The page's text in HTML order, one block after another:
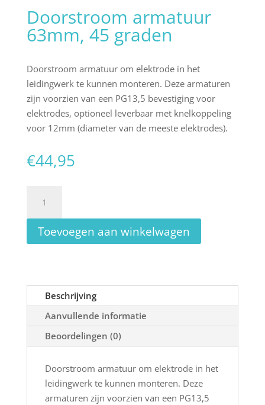
Doorstroom armatuur
63mm, 45 graden
Doorstroom armatuur om elektrode in het
leidingwerk te kunnen monteren. Deze armaturen
zijn voorzien van een PG13,5 bevestiging voor
elektrodes, optioneel leverbaar met knelkoppeling
voor 12mm (diameter van de meeste elektrodes).
€44,95
armatuur
63mm,
Toevoegen aan winkelwagen
Beschrijving
Aanvullende informatie
Beoordelingen (0)
Doorstroom armatuur om elektrode in het
leidingwerk te kunnen monteren. Deze
armaturen zijn voorzien van een PG13,5